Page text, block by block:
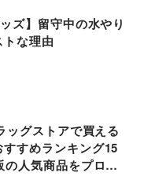
ズ】留守中の水やり
な理由
ッグストアで買える
すめランキング15
人気商品をプロと